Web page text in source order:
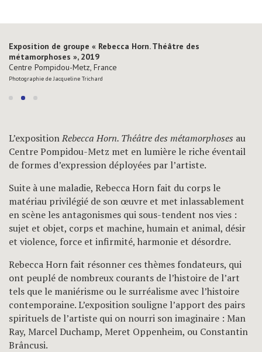
Exposition de groupe « Rebecca Horn. Théâtre des
métamorphoses », 2019
Centre Pompidou-Metz, France
Photographie de Jacqueline Trichard
L’expositionRebecca Horn. Théâtre des métamorphoses au
Centre Pompidou-Metz met en lumière le riche éventail
de formes d’expression déployées par l’artiste.
Suite à une maladie, Rebecca Horn fait du corps le
matériau privilégié de son œuvre et met inlassablement
en scène les antagonismes qui sous-tendent nos vies :
sujet et objet, corps et machine, humain et animal, désir
et violence, force et infirmité, harmonie et désordre.
Rebecca Horn fait résonner ces thèmes fondateurs, qui
ont peuplé de nombreux courants de l’histoire de l’art
tels que le maniérisme ou le surréalisme avec l’histoire
contemporaine. L’exposition souligne l’apport des pairs
spirituels de l’artiste qui on nourri son imaginaire : Man
Ray, Marcel Duchamp, Meret Oppenheim, ou Constantin
Brâncusi.